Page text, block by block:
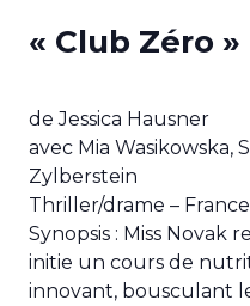
« Club Zéro »
de Jessica Hausner
avec Mia Wasikowska,
Zylberstein
Thriller/drame – France
Synopsis : Miss Novak
initie un cours de
innovant, bousculant